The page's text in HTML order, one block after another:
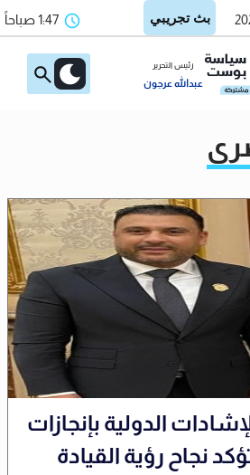
1:47 صباحاً
رئيس التحرير
عبدالله عرجون
الدولية بإنجازات
نجاح رؤية القيادة